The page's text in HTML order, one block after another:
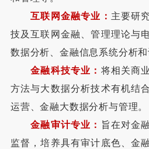
互联网金融专业： 主要研
技及互联网金融、管理理论与
数据分析、金融信息系统分析和
金融科技专业： 将相关商
方法与大数据分析技术有机结
运营、金融大数据分析与管理。
金融审计专业： 旨在对金
监督，培养具有审计底色、金